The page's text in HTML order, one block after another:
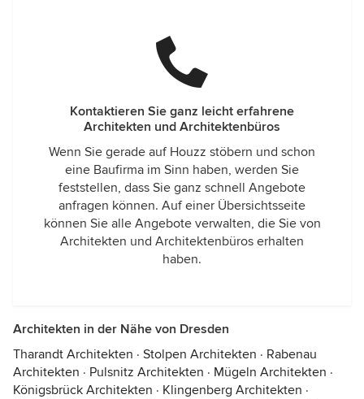
Kontaktieren Sie ganz leicht erfahrene
Architekten und Architektenbüros
Wenn Sie gerade auf Houzz stöbern und schon
eine Baufirma im Sinn haben, werden Sie
feststellen, dass Sie ganz schnell Angebote
anfragen können. Auf einer Übersichtsseite
können Sie alle Angebote verwalten, die Sie von
Architekten und Architektenbüros erhalten
haben.
Architekten in der Nähe von Dresden
Tharandt Architekten · Stolpen Architekten · Rabenau
Architekten · Pulsnitz Architekten · Mügeln Architekten ·
Königsbrück Architekten · Klingenberg Architekten ·